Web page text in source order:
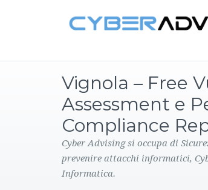
Vignola – Free
Assessment e
Compliance
Cyber Advising si occupa di
prevenire attacchi informatici,
Informatica.